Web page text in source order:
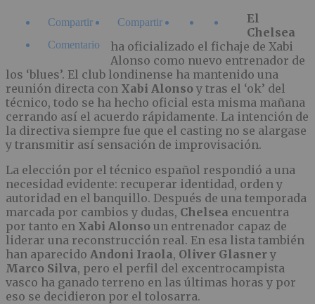
Compartir
Compartir
Comentario
El
Chelsea
ha oficializado el fichaje de Xabi
Alonso como nuevo entrenador de
los ‘blues’. El club londinense ha mantenido una
reunión directa con Xabi Alonso y tras el ‘ok’ del
técnico, todo se ha hecho oficial esta misma mañana
cerrando así el acuerdo rápidamente. La intención de
la directiva siempre fue que el casting no se alargase
y transmitir así sensación de improvisación.
La elección por el técnico español respondió a una
necesidad evidente: recuperar identidad, orden y
autoridad en el banquillo. Después de una temporada
marcada por cambios y dudas, Chelsea encuentra
por tanto en Xabi Alonso un entrenador capaz de
liderar una reconstrucción real. En esa lista también
han aparecido Andoni Iraola, Oliver Glasner y
Marco Silva, pero el perfil del excentrocampista
vasco ha ganado terreno en las últimas horas y por
eso se decidieron por el tolosarra.